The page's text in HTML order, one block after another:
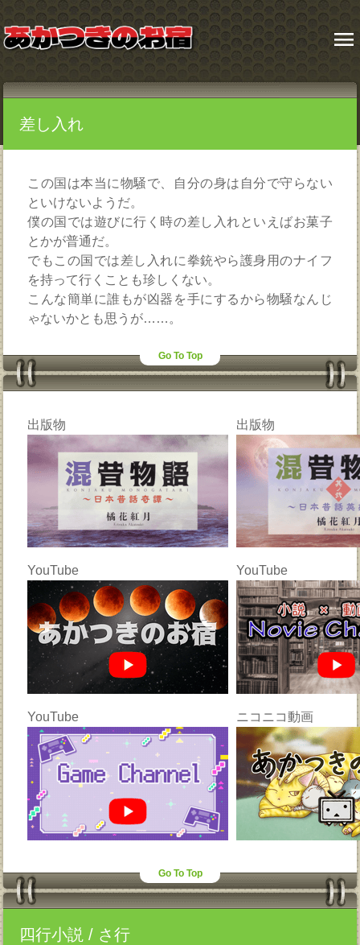
menu
差し入れ
この国は本当に物騒で、自分の身は自分で守らない
といけないようだ。
僕の国では遊びに行く時の差し入れといえばお菓子
とかが普通だ。
でもこの国では差し入れに拳銃やら護身用のナイフ
を持って行くことも珍しくない。
こんな簡単に誰もが凶器を手にするから物騒なんじ
ゃないかとも思うが……。
Go To Top
出版物 出版物
YouTube YouTube
YouTube ニコニコ動画
Go To Top
四行小説 / さ行